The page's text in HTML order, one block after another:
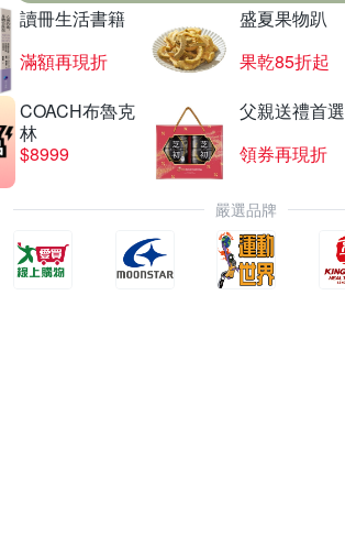
讀冊生活書籍
滿額再現折
盛夏果物趴
果乾85折起
COACH布魯克
林
$8999
父親送禮首選
領券再現折
嚴選品牌